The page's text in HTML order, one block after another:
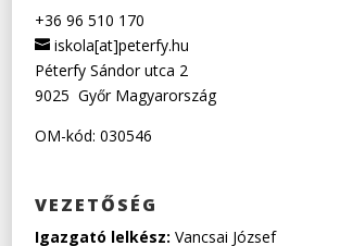
+36 96 510 170
iskola[at]peterfy.hu
Péterfy Sándor utca 2
9025 Győr Magyarország
OM-kód: 030546
VEZETŐSÉG
Igazgató lelkész: Vancsai József